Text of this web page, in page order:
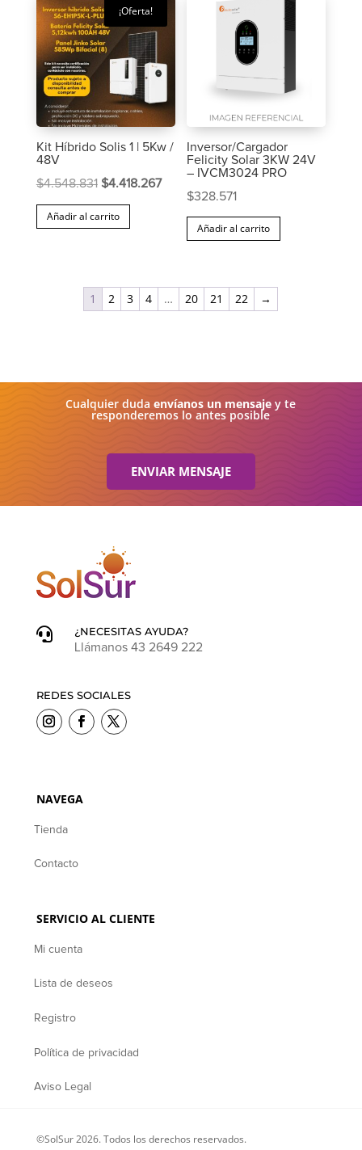
¡Oferta!
Kit Híbrido Solis 1 | 5Kw /
48V
$4.548.831 El
precio
$4.418.267El
precio
Añadir al carrito
Inversor/Cargador
Felicity Solar 3KW 24V
– IVCM3024 PRO
$328.571
Añadir al carrito
1 2 3 4 … 20 21 22 →
Cualquier dudaenvíanos un mensaje y te
responderemos lo antes posible
ENVIAR MENSAJE

¿NECESITAS AYUDA?
Llámanos 43 2649 222
REDES SOCIALES
NAVEGA
Tienda
Contacto
SERVICIO AL CLIENTE
Mi cuenta
Lista de deseos
Registro
Política de privacidad
Aviso Legal
©SolSur 2026. Todos los derechos reservados.